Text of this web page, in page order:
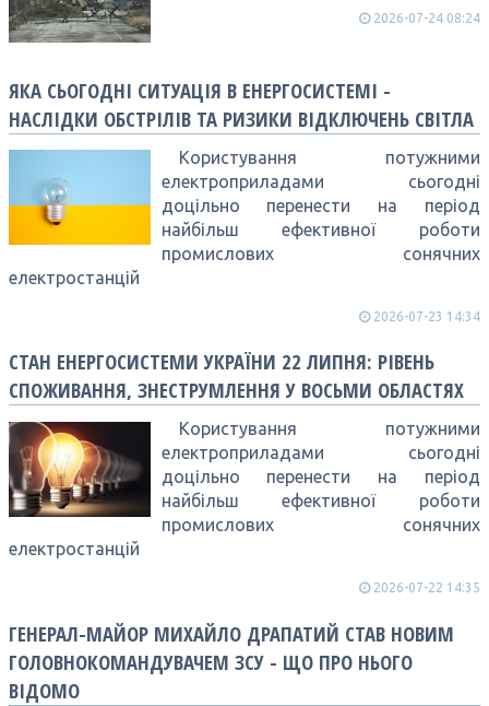
2026-07-24 08:24
ЯКА СЬОГОДНІ СИТУАЦІЯ В ЕНЕРГОСИСТЕМІ -
НАСЛІДКИ ОБСТРІЛІВ ТА РИЗИКИ ВІДКЛЮЧЕНЬ СВІТЛА
Користування потужними
електроприладами сьогодні
доцільно перенести на період
найбільш ефективної роботи
промислових сонячних
електростанцій
2026-07-23 14:34
СТАН ЕНЕРГОСИСТЕМИ УКРАЇНИ 22 ЛИПНЯ: РІВЕНЬ
СПОЖИВАННЯ, ЗНЕСТРУМЛЕННЯ У ВОСЬМИ ОБЛАСТЯХ
Користування потужними
електроприладами сьогодні
доцільно перенести на період
найбільш ефективної роботи
промислових сонячних
електростанцій
2026-07-22 14:35
ГЕНЕРАЛ-МАЙОР МИХАЙЛО ДРАПАТИЙ СТАВ НОВИМ
ГОЛОВНОКОМАНДУВАЧЕМ ЗСУ - ЩО ПРО НЬОГО
ВІДОМО